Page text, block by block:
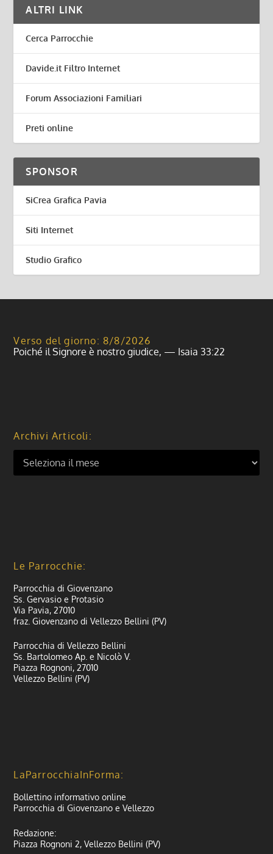
ALTRI LINK
Cerca Parrocchie
Davide.it Filtro Internet
Forum Associazioni Familiari
Preti online
SPONSOR
SiCrea Grafica Pavia
Siti Internet
Studio Grafico
Verso del giorno: 8/8/2026
Poiché il Signore è nostro giudice, — Isaia 33:22
Archivi Articoli:
Le Parrocchie:
Parrocchia di Giovenzano
Ss. Gervasio e Protasio
Via Pavia, 27010
fraz. Giovenzano di Vellezzo Bellini (PV)
Parrocchia di Vellezzo Bellini
Ss. Bartolomeo Ap. e Nicolò V.
Piazza Rognoni, 27010
Vellezzo Bellini (PV)
LaParrocchiaInForma:
Bollettino informativo online
Parrocchia di Giovenzano e Vellezzo
Redazione:
Piazza Rognoni 2, Vellezzo Bellini (PV)